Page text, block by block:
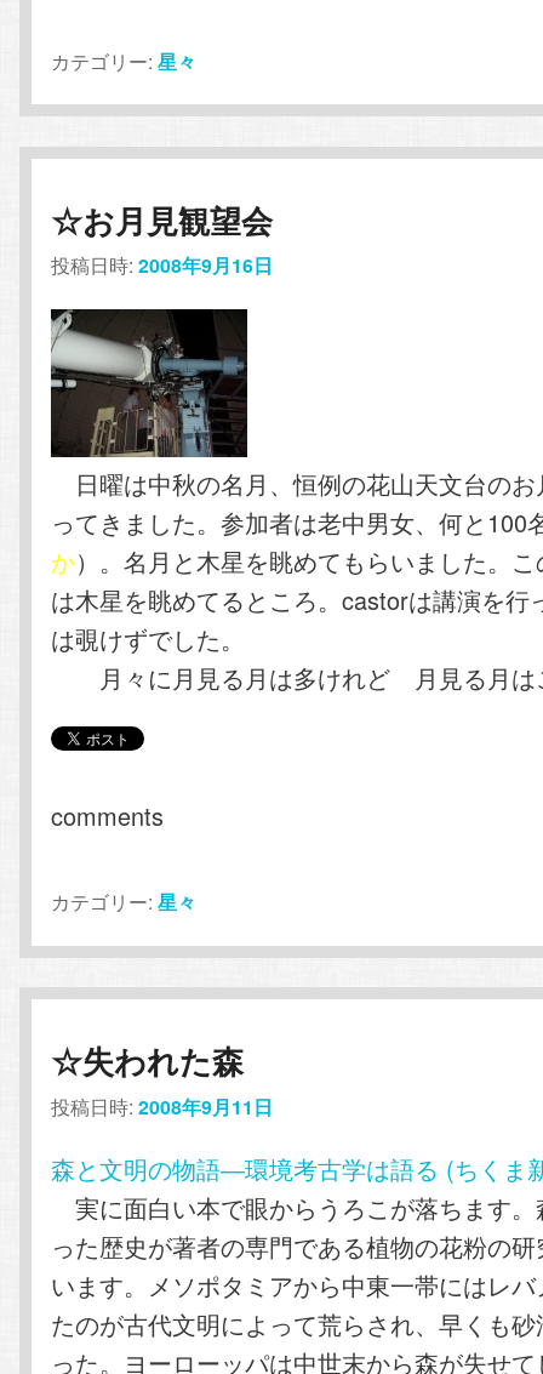
カテゴリー: 星々
☆お月見観望会
投稿日時:2008年9月16日
日曜は中秋の名月、恒例の花山天文台の
ってきました。参加者は老中男女、何と100
か）。名月と木星を眺めてもらいました。
は木星を眺めてるところ。castorは講演を行
は覗けずでした。
月々に月見る月は多けれど 月見る月は
comments
カテゴリー: 星々
☆失われた森
投稿日時:2008年9月11日
森と文明の物語―環境考古学は語る (ちくま
実に面白い本で眼からうろこが落ちます
った歴史が著者の専門である植物の花粉の
います。メソポタミアから中東一帯にはレ
たのが古代文明によって荒らされ、早くも
った。ヨーローッパは中世末から森が失せ